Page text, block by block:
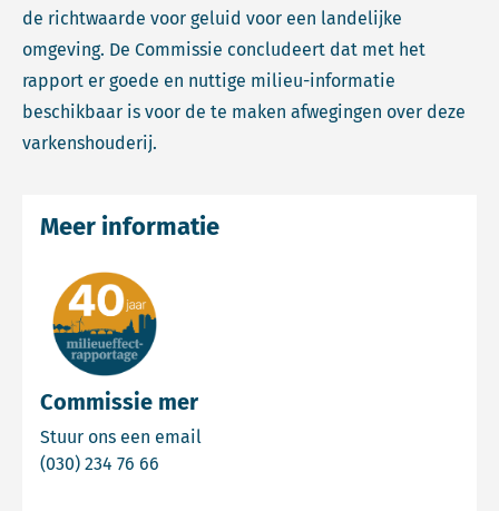
de richtwaarde voor geluid voor een landelijke
omgeving. De Commissie concludeert dat met het
rapport er goede en nuttige milieu-informatie
beschikbaar is voor de te maken afwegingen over deze
varkenshouderij.
Commissie mer
Stuur ons een email
(030) 234 76 66
Meer informatie